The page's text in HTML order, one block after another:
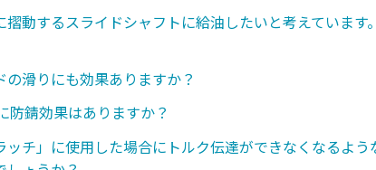
摺動するスライドシャフトに給油したいと考えています
滑りにも効果ありますか？
防錆効果はありますか？
ッチ」に使用した場合にトルク伝達ができなくなるよ